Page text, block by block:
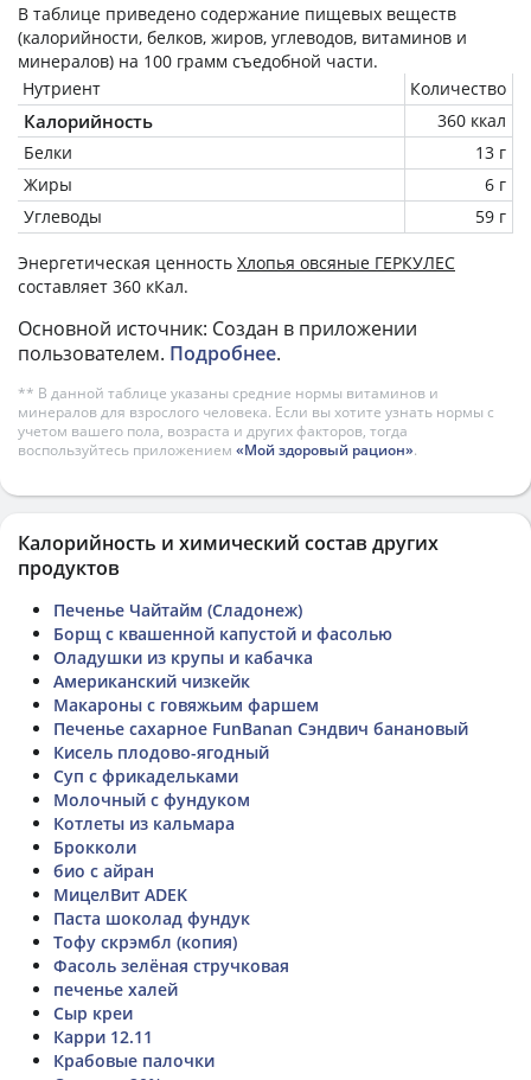
В таблице приведено содержание пищевых веществ
(калорийности, белков, жиров, углеводов, витаминов и
минералов) на 100 грамм съедобной части.
Нутриент
Количество
Калорийность
360 ккал
Белки
13 г
Жиры
6 г
Углеводы
59 г
Энергетическая ценность Хлопья овсяные ГЕРКУЛЕС
составляет 360 кКал.
Основной источник: Создан в приложении
пользователем. Подробнее.
** В данной таблице указаны средние нормы витаминов и
минералов для взрослого человека. Если вы хотите узнать нормы с
учетом вашего пола, возраста и других факторов, тогда
воспользуйтесь приложением «Мой здоровый рацион».
Калорийность и химический состав других
продуктов
Печенье Чайтайм (Сладонеж)
Борщ с квашенной капустой и фасолью
Оладушки из крупы и кабачка
Американский чизкейк
Макароны с говяжьим фаршем
Печенье сахарное FunBanan Сэндвич банановый
Кисель плодово-ягодный
Суп с фрикадельками
Молочный с фундуком
Котлеты из кальмара
Брокколи
био с айран
МицелВит ADEK
Паста шоколад фундук
Тофу скрэмбл (копия)
Фасоль зелёная стручковая
печенье халей
Сыр креи
Карри 12.11
Крабовые палочки